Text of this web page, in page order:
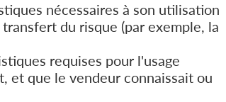
nécessaires à son utilisation
du risque (par exemple, la
requises pour l'usage
et que le vendeur connaissait ou